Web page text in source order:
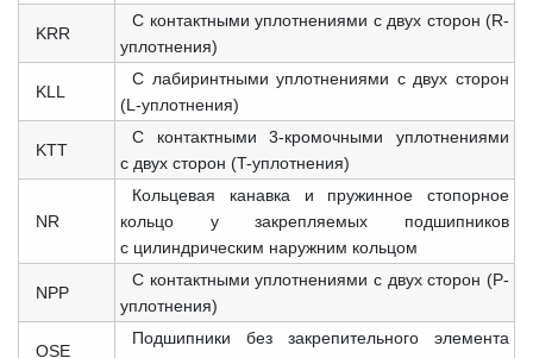
KRR
С контактными уплотнениями с двух сторон (R-
уплотнения)
KLL
С лабиринтными уплотнениями с двух сторон
(L-уплотнения)
KTT
С контактными 3-кромочными уплотнениями
с двух сторон (T-уплотнения)
NR
Кольцевая канавка и пружинное стопорное
кольцо у закрепляемых подшипников
с цилиндрическим наружним кольцом
NPP
С контактными уплотнениями с двух сторон (P-
уплотнения)
OSE
Подшипники без закрепительного элемента